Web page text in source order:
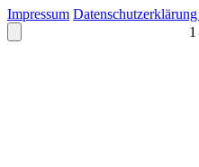
1
Impressum Datenschutzerklärung